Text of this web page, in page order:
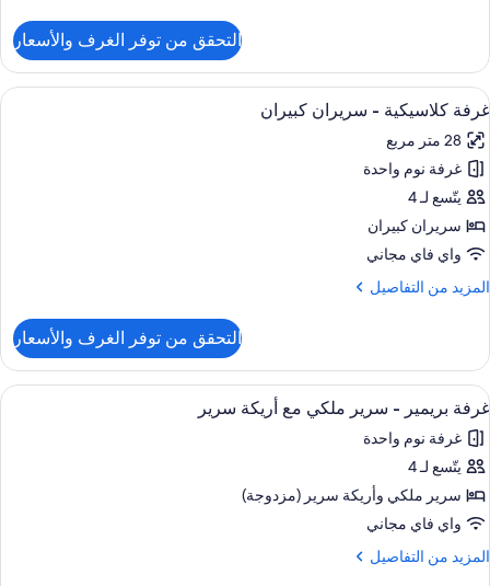
غرفة
كلاسيكية
-
سرير
ملكي
التحقق من توفر الغرف والأسعار
استعراض
جميع
صور
غرفة
كلاسيكية
-
سريران
كبيران
أغطية فراش متميزة وأسرّة بطبقة علوية
6
غرفة كلاسيكية - سريران كبيران
28 متر مربع
غرفة نوم واحدة
يتّسع لـ 4
سريران كبيران
واي فاي مجاني
المزيد من التفاصيل
المزيد
غرفة
كلاسيكية
-
سريران
كبيران
التحقق من توفر الغرف والأسعار
استعراض
جميع
صور
غرفة
بريمير
-
سرير
ملكي
أغطية فراش متميزة وأسرّة بطبقة علوية
9
غرفة بريمير - سرير ملكي مع أريكة سرير
غرفة نوم واحدة
يتّسع لـ 4
سرير ملكي‫‬ وأريكة سرير (مزدوجة)
واي فاي مجاني
المزيد من التفاصيل
المزيد